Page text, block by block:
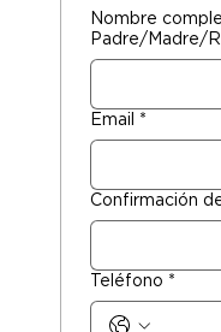
Nombre
Padre/Madre/
Email *
Confirmación
Teléfono *